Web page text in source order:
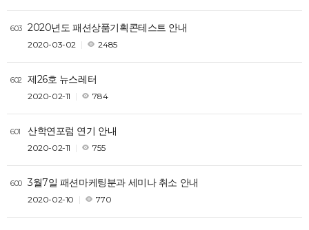
603 2020년도 패션상품기획콘테스트 안내
2020-03-02 2485
602 제26호 뉴스레터
2020-02-11 784
601 산학연포럼 연기 안내
2020-02-11 755
600 3월7일 패션마케팅분과 세미나 취소 안내
2020-02-10 770